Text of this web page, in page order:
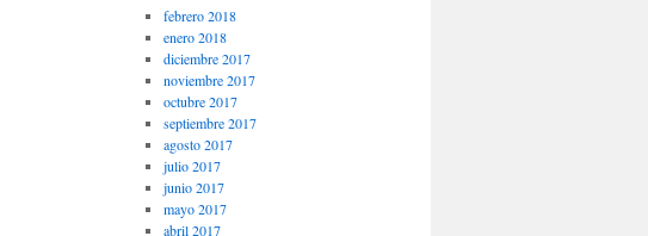
febrero 2018
enero 2018
diciembre 2017
noviembre 2017
octubre 2017
septiembre 2017
agosto 2017
julio 2017
junio 2017
mayo 2017
abril 2017